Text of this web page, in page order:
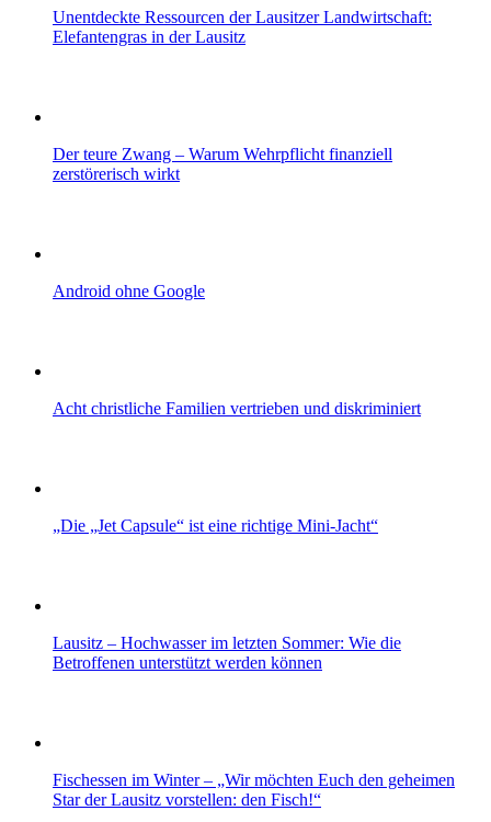
Unentdeckte Ressourcen der Lausitzer Landwirtschaft:
Elefantengras in der Lausitz
Der teure Zwang – Warum Wehrpflicht finanziell
zerstörerisch wirkt
Android ohne Google
Acht christliche Familien vertrieben und diskriminiert
„Die „Jet Capsule“ ist eine richtige Mini-Jacht“
Lausitz – Hochwasser im letzten Sommer: Wie die
Betroffenen unterstützt werden können
Fischessen im Winter – „Wir möchten Euch den geheimen
Star der Lausitz vorstellen: den Fisch!“